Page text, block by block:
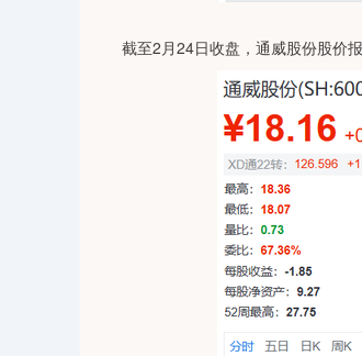
截至2月24日收盘，通威股份股价报